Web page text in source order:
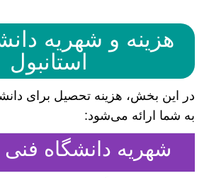
هزینه و شهریه
استانبول
در این بخش، هزینه تحصیل برای
به شما ارائه می‌شود:
شهریه دانشگاه فنی